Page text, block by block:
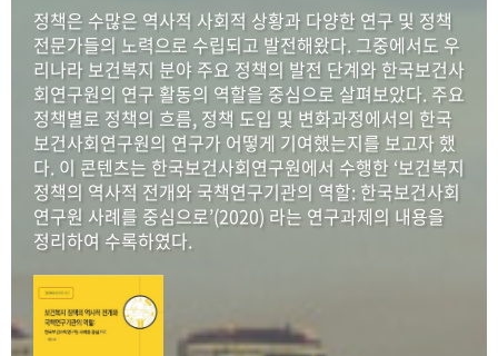
정책과 연구 키워드로 보는 연구 역사
연구자들
간행물 변천사
기록물 아카이브
사진 아카이브 문서 기록물 행정박물 영상 기록물
50+1주년 기념
성과 50선 숫자로 보는 50년
세계와 함께 한 KIHASA
정책은 수많은 역사적 사회적 상황과 다양한 연구 및 정책
전문가들의 노력으로 수립되고 발전해왔다. 그중에서도 우
리나라 보건복지 분야 주요 정책의 발전 단계와 한국보건사
회연구원의 연구 활동의 역할을 중심으로 살펴보았다. 주요
정책별로 정책의 흐름, 정책 도입 및 변화과정에서의 한국
보건사회연구원의 연구가 어떻게 기여했는지를 보고자 했
다. 이 콘텐츠는 한국보건사회연구원에서 수행한 ‘보건복지
정책의 역사적 전개와 국책연구기관의 역할: 한국보건사회
연구원 사례를 중심으로’(2020) 라는 연구과제의 내용을
정리하여 수록하였다.